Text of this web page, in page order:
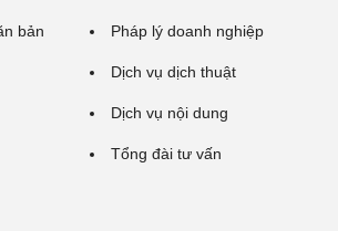
bản Pháp lý doanh nghiệp
Dịch vụ dịch thuật
Dịch vụ nội dung
Tổng đài tư vấn